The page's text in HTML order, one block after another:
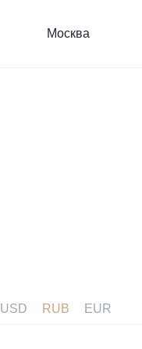
Москва
USD RUB EUR